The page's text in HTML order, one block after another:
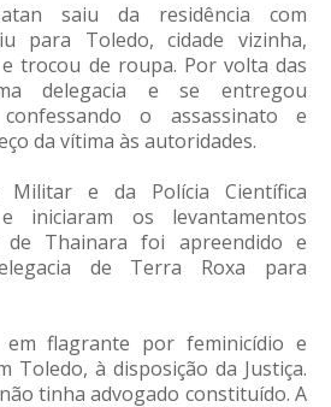
saiu da residência com
para Toledo, cidade vizinha,
trocou de roupa. Por volta das
delegacia e se entregou
confessando o assassinato e
da vítima às autoridades.
Militar e da Polícia Científica
iniciaram os levantamentos
de Thainara foi apreendido e
de Terra Roxa para
flagrante por feminicídio e
Toledo, à disposição da Justiça.
tinha advogado constituído. A